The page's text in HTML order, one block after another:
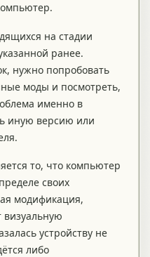
на стадии
ранее.
нужно попробовать
моды и посмотреть,
именно в
иную версию или
то, что компьютер
своих
модификация,
визуальную
устройству не
либо